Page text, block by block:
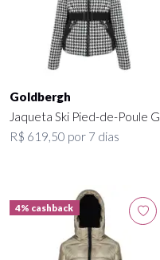
Goldbergh
Jaqueta Ski Pied-de-Poule G
R$ 619,50 por 7 dias
4% cashback